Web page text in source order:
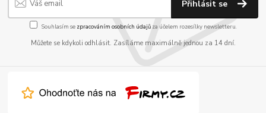
Přihlásit se
Souhlasím se zpracováním osobních údajůza účelem rozesílky newsletteru.
Můžete se kdykoli odhlásit. Zasíláme maximálně jednou za 14 dní.